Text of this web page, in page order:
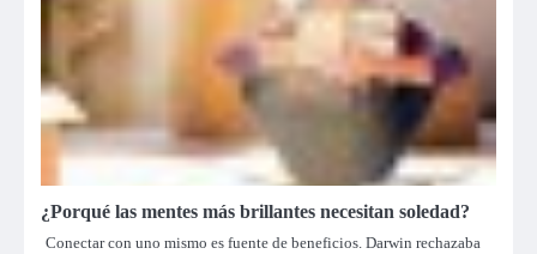
¿Porqué las mentes más brillantes necesitan soledad?
Conectar con uno mismo es fuente de beneficios. Darwin rechazaba